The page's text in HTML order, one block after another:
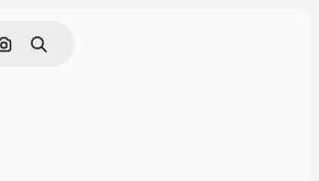
Поиск по изображению
Поиск